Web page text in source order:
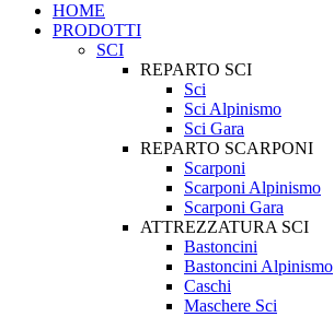
HOME
PRODOTTI
SCI
REPARTO SCI
Sci
Sci Alpinismo
Sci Gara
REPARTO SCARPONI
Scarponi
Scarponi Alpinismo
Scarponi Gara
ATTREZZATURA SCI
Bastoncini
Bastoncini Alpinismo
Caschi
Maschere Sci